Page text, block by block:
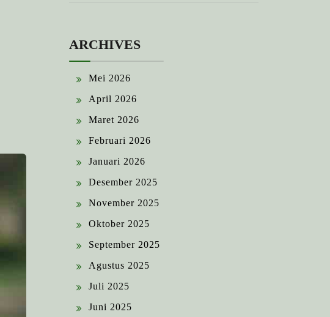
ARCHIVES
Mei 2026
April 2026
Maret 2026
Februari 2026
Januari 2026
Desember 2025
November 2025
Oktober 2025
September 2025
Agustus 2025
Juli 2025
Juni 2025